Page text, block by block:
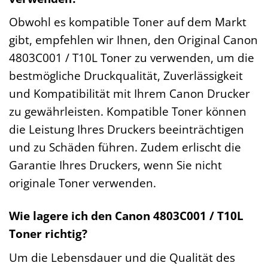
Obwohl es kompatible Toner auf dem Markt
gibt, empfehlen wir Ihnen, den Original Canon
4803C001 / T10L Toner zu verwenden, um die
bestmögliche Druckqualität, Zuverlässigkeit
und Kompatibilität mit Ihrem Canon Drucker
zu gewährleisten. Kompatible Toner können
die Leistung Ihres Druckers beeinträchtigen
und zu Schäden führen. Zudem erlischt die
Garantie Ihres Druckers, wenn Sie nicht
originale Toner verwenden.
Wie lagere ich den Canon 4803C001 / T10L
Toner richtig?
Um die Lebensdauer und die Qualität des